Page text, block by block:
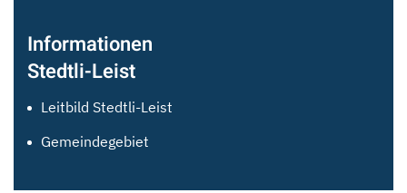
Informationen
Stedtli-Leist
Leitbild Stedtli-Leist
Gemeindegebiet